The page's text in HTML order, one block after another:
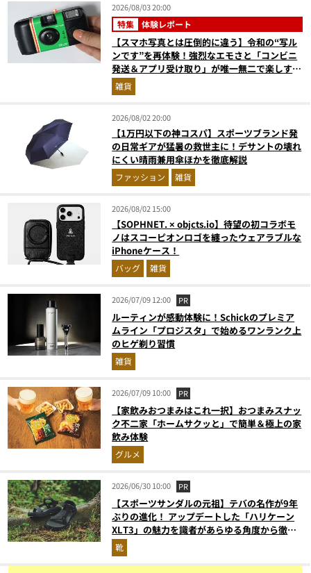
2026/08/03 20:00
特集 体験レポート
【スマホ写真とは圧倒的に違う】令和の“写ル
ンです”を再体験！強烈なエモさと「コンビニ
発送＆アプリ受け取り」が唯一無二で楽しすぎ
た雑貨
2026/08/02 20:00
【1万円以下の神コスパ】スポーツブランド発
の日常ギアが猛暑の救世主に！デサントの壊れ
にくい晴雨兼用傘ほかを徹底解説
ファッション 雑貨
2026/08/02 15:00
【SOPHNET. × objcts.io】待望の初コラボモ
ノはスコーピオンロゴを纏ったウェアラブルな
iPhoneケース！
バッグ 雑貨
2026/07/09 12:00 PR
ルーティンが感動体験に！Schickのプレミア
ムライン「プロジスタ」で始めるワンランク上
のヒゲ剃り習慣
雑貨
2026/07/09 10:00 PR
【家飲みおつまみはこれ一択】おつまみスナッ
ク不二家「ホームサクッと」で簡単＆極上の家
飲み体験
グルメ
2026/06/30 10:00 PR
【スポーツサンダルの元祖】テバの名作が9年
ぶりの進化！ アップデートした「ハリケーン
XLT3」の魅力を識者があらゆる角度から徹底
解説！
靴